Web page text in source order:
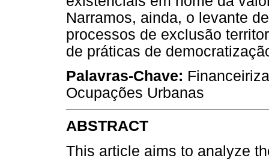
Narramos, ainda, o levante
processos de exclusão
de práticas de
Palavras-Chave:
Ocupações Urbanas
ABSTRACT
This article aims to analyze